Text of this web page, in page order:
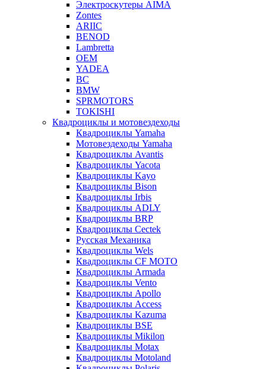
Электроскутеры AIMA
Zontes
ARIIC
BENOD
Lambretta
OEM
YADEA
BC
BMW
SPRMOTORS
TOKISHI
Квадроциклы и мотовездеходы
Квадроциклы Yamaha
Мотовездеходы Yamaha
Квадроциклы Avantis
Квадроциклы Yacota
Квадроциклы Kayo
Квадроциклы Bison
Квадроциклы Irbis
Квадроциклы ADLY
Квадроциклы BRP
Квадроциклы Cectek
Русская Механика
Квадроциклы Wels
Квадроциклы CF MOTO
Квадроциклы Armada
Квадроциклы Vento
Квадроциклы Apollo
Квадроциклы Access
Квадроциклы Kazuma
Квадроциклы BSE
Квадроциклы Mikilon
Квадроциклы Motax
Квадроциклы Motoland